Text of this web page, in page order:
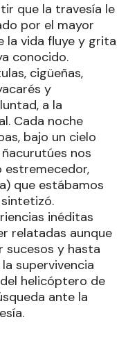
que la travesía le
por el mayor
la vida fluye y grita
conocido.
cigüeñas,
y
a la
Cada noche
bajo un cielo
nos
estremecedor,
que estábamos
inéditas
relatadas aunque
sucesos y hasta
supervivencia
helicóptero de
ante la